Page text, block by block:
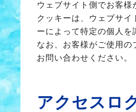
ウェブサイト側でお客様
クッキーは、ウェブサ
ーによって特定の個人を
なお、お客様がご使用
お問い合わせください。
アクセスロ